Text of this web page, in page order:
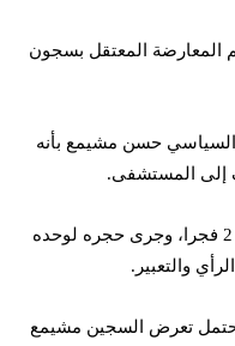
المعارضة المعتقل بسجون
حسن مشيمع بأنه
إلى المستشفى.
وأضاف أنه أعيد إلى السجن عند الساعة 2 فجرا، وجرى حجره لوحده
تعرض السجين مشيمع